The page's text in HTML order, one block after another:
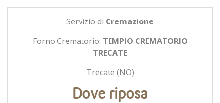
Servizio di Cremazione
Forno Crematorio: TEMPIO CREMATORIO
TRECATE
Trecate (NO)
Dove riposa